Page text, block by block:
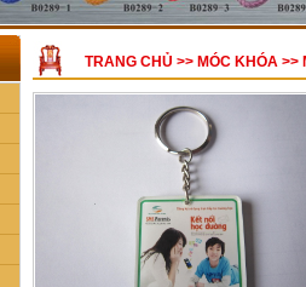
TRANG CHỦ >> MÓC KHÓA >>